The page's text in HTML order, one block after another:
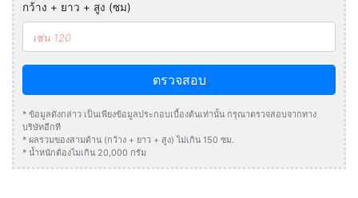
กว้าง + ยาว + สูง (ซม)
ตรวจสอบ
* ข้อมูลดังกล่าว เป็นเพียงข้อมูลประกอบเบื้องต้นเท่านั้น กรุณาตรวจสอบจากทาง
บริษัทอีกที
* ผลรวมของสามด้าน (กว้าง + ยาว + สูง) ไม่เกิน 150 ซม.
* น้ำหนักต้องไมเกิน 20,000 กรัม